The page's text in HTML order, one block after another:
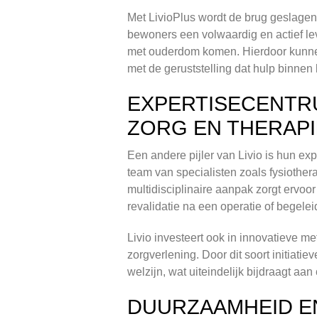
Met LivioPlus wordt de brug
bewoners een volwaardig en actief
met ouderdom komen. Hierdoor
met de geruststelling dat hulp
ZORG EN
Een andere pijler van Livio is hun
team van specialisten zoals
multidisciplinaire aanpak zorgt
revalidatie na een operatie of
Livio investeert ook in innovatieve
zorgverlening. Door dit soort
welzijn, wat uiteindelijk bijdraagt aan
DUURZAAMHEID